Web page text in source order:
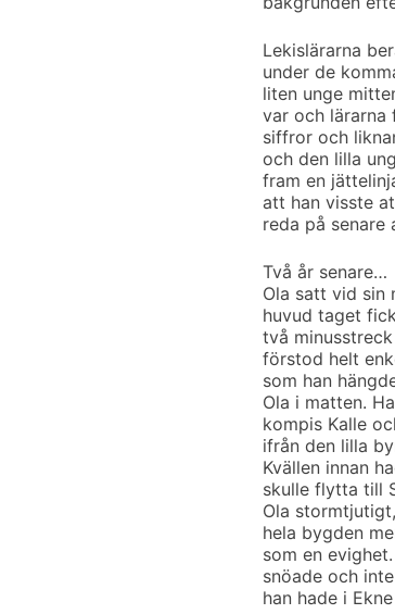
Lekislärarna
under de
liten unge
var och lärarna
siffror och
och den lilla
fram en
att han visste
reda på senare
Två år senare…
Ola satt vid sin
huvud taget
två
förstod helt
som han
Ola i matten.
kompis Kalle
ifrån den lilla
Kvällen innan
skulle flytta till
Ola
hela bygden
som en
snöade och
han hade i